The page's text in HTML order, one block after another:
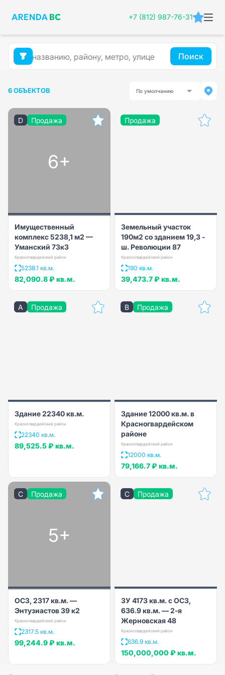
+7 (812) 987-76-31
Поиск
6 ОБЪЕКТОВ По умолчанию
D Продажа
6+
Имущественный
комплекс 5238,1 м2 —
Уманский 73к3
Красногвардейский район
5238.1 кв.м.
82,090.8 ₽ кв.м.
Продажа
Земельный участок
190м2 со зданием 19,3 -
ш. Революции 87
Красногвардейский район
190 кв.м.
39,473.7 ₽ кв.м.
A Продажа
Здание 22340 кв.м.
Красногвардейский район
22340 кв.м.
89,525.5 ₽ кв.м.
B Продажа
Здание 12000 кв.м. в
Красногвардейском
районе
Красногвардейский район
12000 кв.м.
79,166.7 ₽ кв.м.
C Продажа
5+
ОСЗ, 2317 кв.м. —
Энтузиастов 39 к2
Красногвардейский район
2317.5 кв.м.
99,244.9 ₽ кв.м.
C Продажа
ЗУ 4173 кв.м. с ОСЗ,
636.9 кв.м. — 2-я
Жерновская 48
Красногвардейский район
636.9 кв.м.
150,000,000 ₽ кв.м.